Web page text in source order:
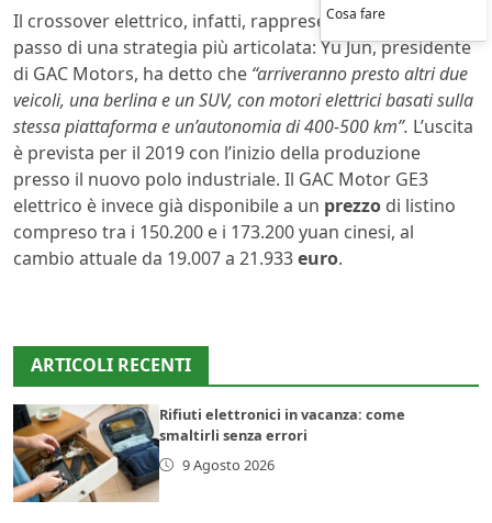
Il crossover elettrico, infatti, rappresenta solo il primo
passo di una strategia più articolata: Yu Jun, presidente
di GAC Motors, ha detto che “arriveranno presto altri due
veicoli, una berlina e un SUV, con motori elettrici basati sulla
stessa piattaforma e un’autonomia di 400-500 km”. L’uscita
è prevista per il 2019 con l’inizio della produzione
presso il nuovo polo industriale. Il GAC Motor GE3
elettrico è invece già disponibile a un prezzo di listino
compreso tra i 150.200 e i 173.200 yuan cinesi, al
cambio attuale da 19.007 a 21.933euro.
ARTICOLI RECENTI
Rifiuti elettronici in vacanza: come
smaltirli senza errori
9 Agosto 2026
Cosa fare